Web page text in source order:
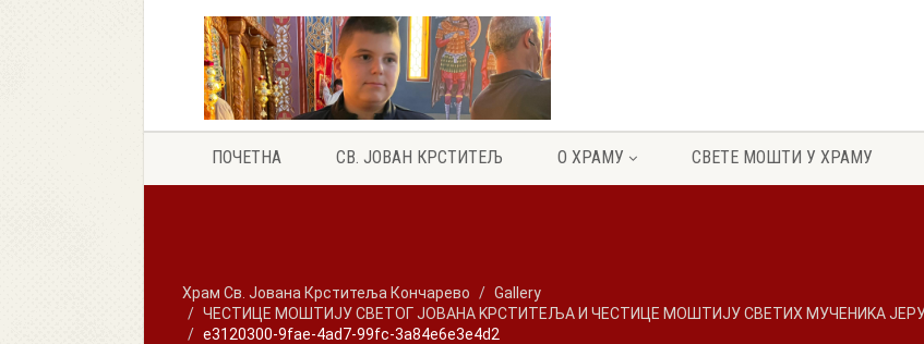
ПОЧЕТНА СВ. ЈОВАН КРСТИТЕЉ О ХРАМУ СВЕТЕ МОШТИ У ХРАМУ
Храм Св. Јована Крститеља Кончарево
Gallery
ЧЕСТИЦЕ МОШТИЈУ СВЕТОГ ЈОВАНА KРСТИТЕЉА И ЧЕСТИЦЕ МОШТИЈУ СВЕТИХ МУЧЕНИKА
e3120300-9fae-4ad7-99fc-3a84e6e3e4d2